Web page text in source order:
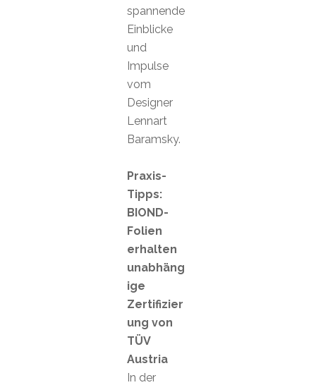
spannende
Einblicke
und
Impulse
vom
Designer
Lennart
Baramsky.
Praxis-
Tipps:
BIOND-
Folien
erhalten
unabhäng
ige
Zertifizier
ung von
TÜV
Austria
In der